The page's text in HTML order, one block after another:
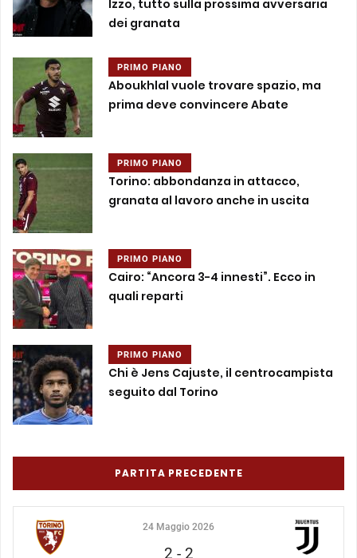
Izzo, tutto sulla prossima avversaria
dei granata
PRIMO PIANO
Aboukhlal vuole trovare spazio, ma
prima deve convincere Abate
PRIMO PIANO
Torino: abbondanza in attacco,
granata al lavoro anche in uscita
PRIMO PIANO
Cairo: “Ancora 3-4 innesti”. Ecco in
quali reparti
PRIMO PIANO
Chi è Jens Cajuste, il centrocampista
seguito dal Torino
PARTITA PRECEDENTE
24 Maggio 2026
2 - 2